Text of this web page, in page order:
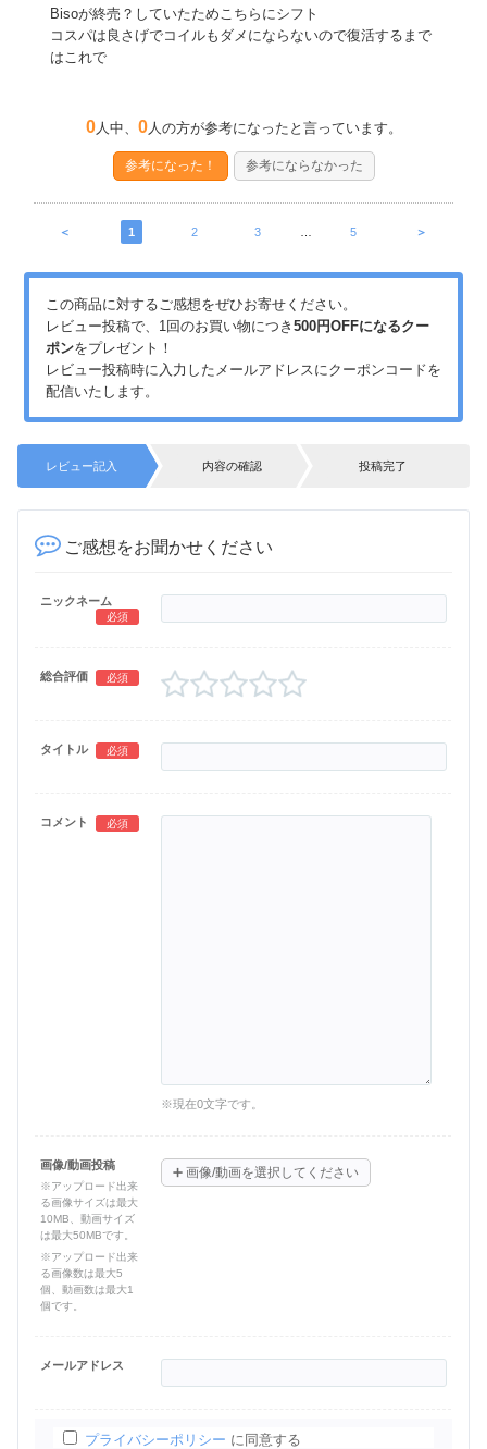
Bisoが終売？していたためこちらにシフト
コスパは良さげでコイルもダメにならないので復活するまで
はこれで
0人中、 0人の方が参考になったと言っています。
参考になった！ 参考にならなかった
＜ 1 2 3 5 ＞
この商品に対するご感想をぜひお寄せください。
レビュー投稿で、1回のお買い物につき 500円OFFになるクー
ポンをプレゼント！
レビュー投稿時に入力したメールアドレスにクーポンコードを
配信いたします。
レビュー記入 内容の確認 投稿完了
ご感想をお聞かせください
ニックネーム
必須
総合評価 必須
タイトル 必須
コメント 必須
※現在0文字です。
画像/動画投稿
※アップロード出来
る画像サイズは最大
10MB、動画サイズ
は最大50MBです。
※アップロード出来
る画像数は最大5
個、動画数は最大1
個です。
➕ 画像/動画を選択してください
メールアドレス
プライバシーポリシー に同意する